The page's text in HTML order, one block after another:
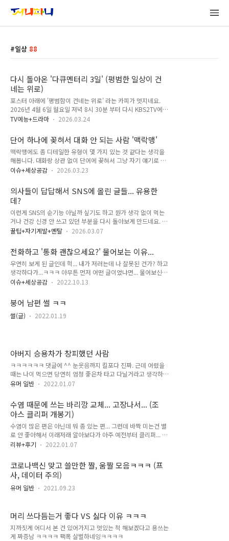
일상 88
다시 돌아온 '다큐멘터리 3일' (평범한 일상이 건
네는 위로)
포스터 아래에 '평범함이 건네는 위로' 라는 카피가 멋지네요.
2026년 4월 6일 월요일 저녁 8시 30분 부터 다시 KBS2TV에서
방영을 시작한다고 합니다. 14년 전 273번 '청춘버스' 이어서 지
촬영은 3월 18일 부터 21일까지라서 마치신 것 같고, 방송 기대
됩니다. 기억에 남는 에피소드인데 버스라는 테마를 다시 가져온
건 그만큼 제작진 분들도 사람이 그리웠다는 얘기일까요? 사람
들의 이야기를 들어야 겠다는 프로그램 취지와 맞아서겠죠? 못
보셨던 분들, 혹은 기억나시는 분들은 아래 영상을 참고해주세
크 서울 273번 버스에서의 3일 이걸 기획한 것도 취재하셨던 것
도 참..
TV예능+드라마 2026.03.24
단어 하나에 꽂혀서 대화 안 되는 사람 '맥락맹'
맥락맹에도 좀 디테일한 유형이 몇 가지 있는 것 같다는 생각을
해봅니다. 대화랑 상관 없이 단어에 꽂혀서 그냥 자기 얘기로 들
어가거나 딴소리 하는 것들이 있고, 다른 경우는 이게 무슨 법정
에서 어떤 뉘앙스로 쓰였으면 그런 유사한 다른 단어로 생각해서
대화하거나 할 수도 있잖아요? 근데 '아~ 그런 단어 난 안썼는
데?' 이런식으로 도돌이표 되는 대화도 맥락맹인거 같다는 생각
을 해봅니다... 대화가 진행이 안 되는 대화들 말이죠. 최근에 좀
답답한 일이 생겨서 찾아보니 맥락맹이란 단어가 있었더라고요.
흐름과 의도를 파악한 대화가 좋으신가요? 아니면 진짜 정확하
이슈+세상공감 2026.03.23
의사들이 답답해서 SNS에 올린 글들... 유용한
데?
이런게 SNS의 순기능 아닐까 싶기도 하고 뭔가 생각 없이 먹는
거나 건강 신경 안 쓰고 있던 부분을 다시 돌아보게 만드네요. 최
근에 최강 동안 60세 남자의 사진과 기사를 봤는데, 그 분의 건
선한 재료로 만들어 먹는 한식이 정말 좋은데 점점 가공식품이나
배달 요리에 익숙해지는것도 건강과 멀어지는 길인 것 같습니다.
확실히 몸을 움직이고 관리하는 만큼 몸은 정직하게 달라지는 것
같아요. 새삼 건강이 최고라고 느낍니다.
꿀팁+자기계발+멘탈 2026.03.07
전화하고 '통화 괜찮으세요?' 물어보는 이유...
우연히 보게 된 글인데 헉... 내가 저러는데 나 잘못된 건가? 하고
생각하다가...ㅋㅋㅋ 아무튼 먼저 어떤 글이었냐면... 물어보신
분도 따지려고 물은 게 아니고 진짜 궁금해서 물어보신 것 같은
왜 그랬지? 하고 생각해보는 계기가 되었다... 통화는 아는 사람
에게 전화 오면 일단 받고, 받은 다음에 급한 상황이면 설명하고
나중에 걸겠다고 하기도 하고, 못 받으면 문자라도 남기는 편이
전체적으로 다 배려의 차원에서 전화 통화 괜찮으시냐고 묻는 ..
이슈+세상공감 2022.10.13
붕어 남편 썰 ㅋㅋ
썰(글) 2022.01.19
아버지 승용차가 창피했던 사람
ㅋㅋㅋㅋㅋㅋ 댓글에 ^^ 눈웃음까지 킬포다 진짜. 근데 어렸을
때는 나이 먹으면 당연히 엄청 좋은차 타고 다닐거라고 생각하는
건 꼭 자동차만 그런것 같지는 않더라고요. 대학교는 좋은 곳 갈
고... 어렸을 때 그런 생각 해보면서 크다가 점점 현실에 젖어들
어가는 거겠죠... 한때 저런 생각을 하던 시절도 결국 지나가는
시간들이구나 하는 생각을 잠시 해봅니...(과몰입 중) 제가 적은
건 좀 다른 맥락 얘기긴 했지만, 저 짤과 댓글 보면서 잠시 생각
이 들어서 적어보네요. 부끄럽다는 것과 자랑스럽다는 것도 정말
종이 한장 차이고, 불만이냐 감사도 같은 상황에서 다른게 나오
고 하는데 커피캔이라도 ..
유머 일반 2022.01.07
수염 때문에 쓰는 바리깡 교체... 고장나서... (조
아스 클리퍼 개봉기)
수염이 많은 편은 아닌데 뭐 좀 있는 편... 그런데 바짝 미는건 별
로 안 좋아해서 이래저래 알아보다가 아주 예전부터 클리퍼... 그
러니까 바리깡이라 불리는 이발기를 수염 다듬는데 쓰고 있다.
작동 안 함... 그래서 같은 모델 알아보는데 다음 모델이 출시된
거 같아서 그걸 구매했다. 2만원 대로 가격도 저렴한데, 미용 집
게, 빗 두개와 스펀지까지 사은품을 많이 주셨다. 와... 내돈내산
인데 간만에 정말 잘샀다고 생각드는 구성이었다... 감사합니다.
4104인데 가격 차이가 별로 안 나는데, 상품 상세 설..
리뷰+후기 2022.01.07
코로나백신 맞고 쓸만한 짤, 움짤 모음ㅋㅋㅋ (프
사, 데이터 주의)
유머 일반 2021.09.23
머리 쓰다듬는거 좋다 VS 싫다 이유 ㅋㅋㅋ
지까짓게 어디서 본 건 있어가지고 멋있는 척 해보겠다고 용쓰는
게 짜증남 ㅋㅋㅋㅋ 팩폭 살벌하네잉ㅋㅋㅋㅋ